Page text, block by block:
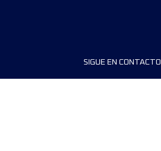
SIGUE EN CONTACTO